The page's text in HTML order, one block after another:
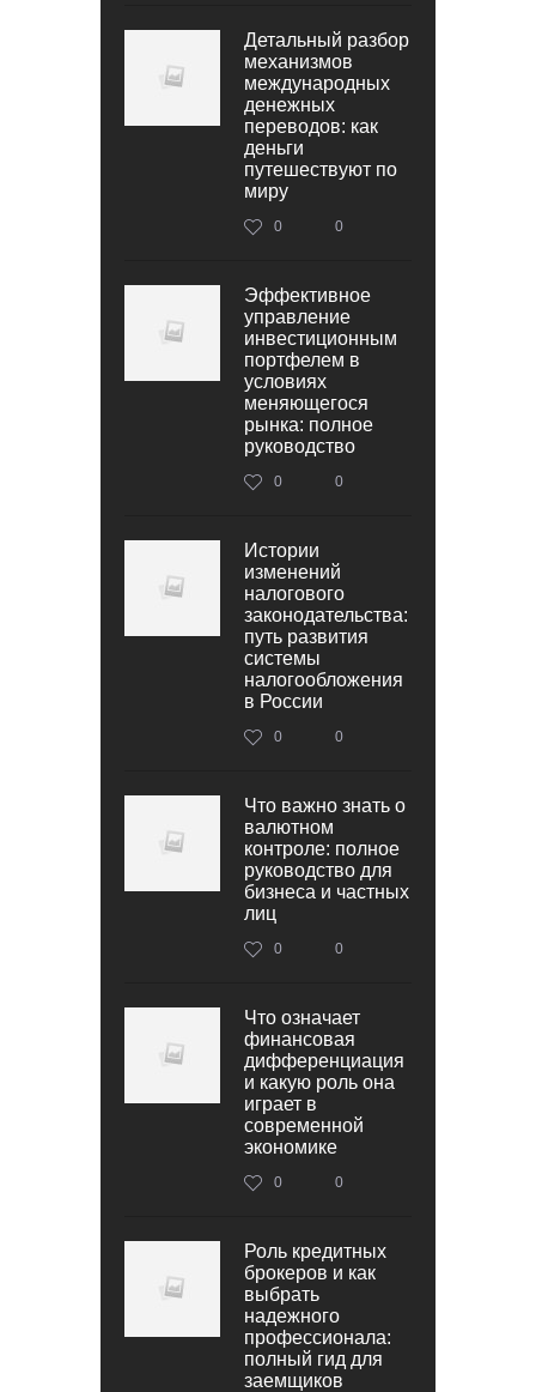
Детальный разбор
механизмов
международных
денежных
переводов: как
деньги
путешествуют по
миру
0 0
Эффективное
управление
инвестиционным
портфелем в
условиях
меняющегося
рынка: полное
руководство
0 0
Истории
изменений
налогового
законодательства:
путь развития
системы
налогообложения
в России
0 0
Что важно знать о
валютном
контроле: полное
руководство для
бизнеса и частных
лиц
0 0
Что означает
финансовая
дифференциация
и какую роль она
играет в
современной
экономике
0 0
Роль кредитных
брокеров и как
выбрать
надежного
профессионала:
полный гид для
заемщиков